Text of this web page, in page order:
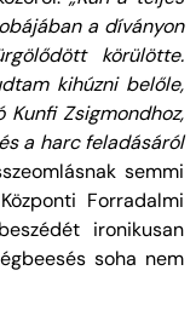
a díványon
körülötte.
kihúzni belőle,
Zsigmondhoz,
a harc feladásáról
semmi
Forradalmi
ironikusan
soha nem